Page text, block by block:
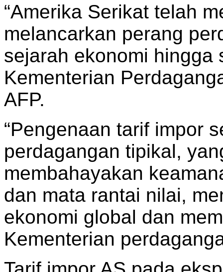
“Amerika Serikat telah
melancarkan perang
sejarah ekonomi hingga
Kementerian
AFP.
“Pengenaan tarif impor
perdagangan tipikal,
membahayakan
dan mata rantai nilai,
ekonomi global dan
Kementerian